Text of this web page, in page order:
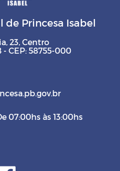
Princesa Isabel
23, Centro
- CEP: 58755-000
07:00hs às 13:00hs